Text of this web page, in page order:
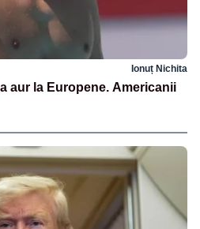
Ionuț Nichita
aur la Europene. Americanii